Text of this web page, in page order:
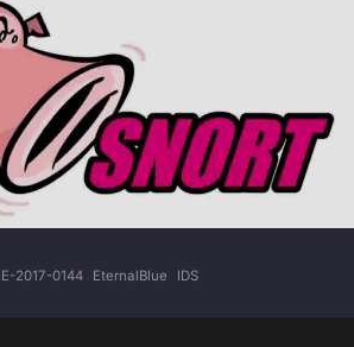
2017-0144 EternalBlue IDS